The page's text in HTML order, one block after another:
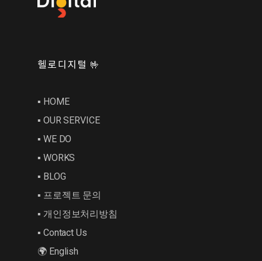
헬로디지털 🤟
▪︎ HOME
▪︎ OUR SERVICE
▪︎ WE DO
▪︎ WORKS
▪︎ BLOG
▪︎ 프로젝트 문의
▪︎ 개인정보처리방침
▪︎ Contact Us
🌍 English